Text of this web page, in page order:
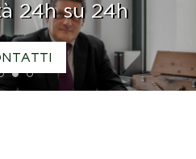
1 2 3
24h su 24h